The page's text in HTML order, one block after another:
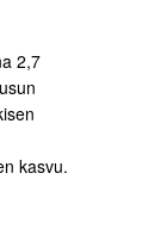
2,7
kasvu.